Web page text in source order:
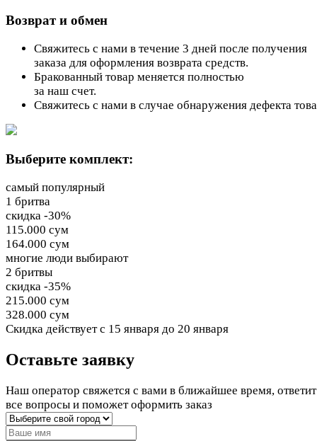
Возврат и обмен
Свяжитесь с нами в течение 3 дней после получения
заказа для оформления возврата средств.
Бракованный товар меняется полностью
за наш счет.
Свяжитесь с нами в случае обнаружения дефекта
Выберите комплект:
самый популярный
1 бритва
скидка -30%
115.000 сум
164.000 сум
многие люди выбирают
2 бритвы
скидка -35%
215.000 сум
328.000 сум
Cкидка действуетс 15 января до 20 января
Оставьте заявку
Наш оператор свяжется с вами в ближайшее время,
все вопросы и поможет оформить заказ